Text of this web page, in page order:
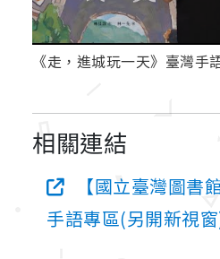
《走，進城玩一天》臺灣手
相關連結
【國立臺灣圖書
手語專區(另開新視